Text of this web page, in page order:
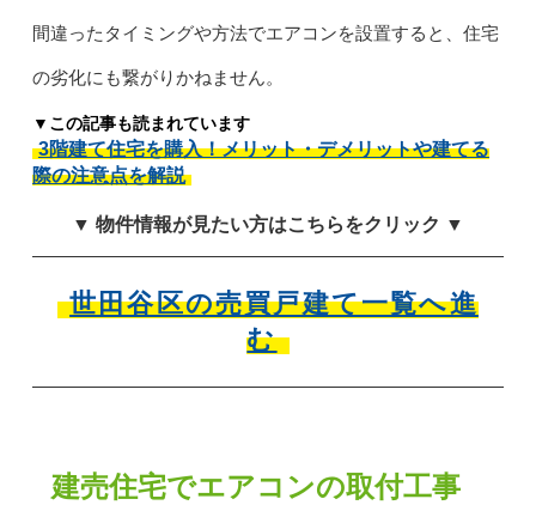
間違ったタイミングや方法でエアコンを設置すると、住宅
の劣化にも繋がりかねません。
▼この記事も読まれています
3階建て住宅を購入！メリット・デメリットや建てる
際の注意点を解説
▼ 物件情報が見たい方はこちらをクリック ▼
世田谷区の売買戸建て一覧へ進
む
建売住宅でエアコンの取付工事